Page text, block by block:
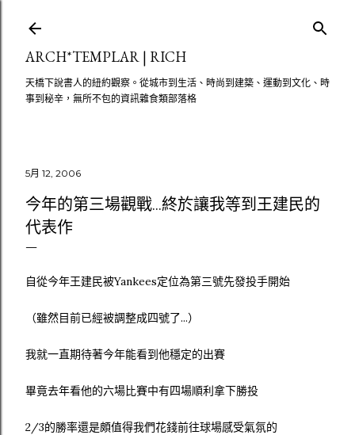
ARCH*TEMPLAR | RICH
天橋下說書人的紐約觀察。從城市到生活、時尚到建築、運動到文化、時
事到秘辛，無所不包的資訊雜食類部落格
5月 12, 2006
今年的第三場觀戰...終於讓我等到王建民的
代表作
自從今年王建民被Yankees定位為第三號先發投手開始
（雖然目前已經被調整成四號了...）
我就一直期待著今年能看到他穩定的出賽
畢竟去年看他的六場比賽中有四場順利拿下勝投
2/3的勝率還是頗值得我們花錢前往球場感受氣氛的